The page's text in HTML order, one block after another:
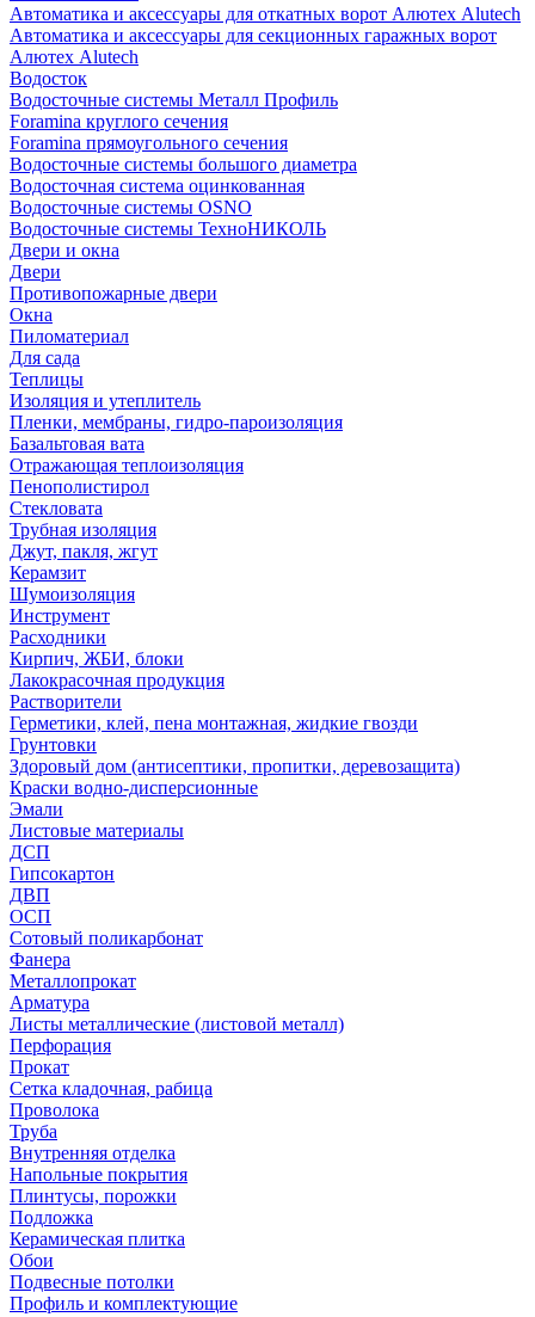
Автоматика и аксессуары для откатных ворот Алютех Alutech
Автоматика и аксессуары для секционных гаражных ворот
Алютех Alutech
Водосток
Водосточные системы Металл Профиль
Foramina круглого сечения
Foramina прямоугольного сечения
Водосточные системы большого диаметра
Водосточная система оцинкованная
Водосточные системы OSNO
Водосточные системы ТехноНИКОЛЬ
Двери и окна
Двери
Противопожарные двери
Окна
Пиломатериал
Для сада
Теплицы
Изоляция и утеплитель
Пленки, мембраны, гидро-пароизоляция
Базальтовая вата
Отражающая теплоизоляция
Пенополистирол
Стекловата
Трубная изоляция
Джут, пакля, жгут
Керамзит
Шумоизоляция
Инструмент
Расходники
Кирпич, ЖБИ, блоки
Лакокрасочная продукция
Растворители
Герметики, клей, пена монтажная, жидкие гвозди
Грунтовки
Здоровый дом (антисептики, пропитки, деревозащита)
Краски водно-дисперсионные
Эмали
Листовые материалы
ДСП
Гипсокартон
ДВП
ОСП
Сотовый поликарбонат
Фанера
Металлопрокат
Арматура
Листы металлические (листовой металл)
Перфорация
Прокат
Сетка кладочная, рабица
Проволока
Труба
Внутренняя отделка
Напольные покрытия
Плинтусы, порожки
Подложка
Керамическая плитка
Обои
Подвесные потолки
Профиль и комплектующие